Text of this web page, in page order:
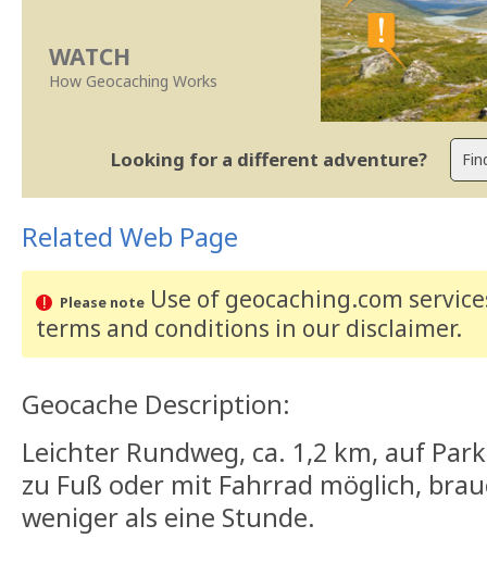
WATCH
How Geocaching Works
Looking for a different adventure?
Related Web Page
Please noteUse of geocaching.com
terms and conditions in our disclaimer.
Geocache Description:
Leichter Rundweg, ca. 1,2 km, auf
zu Fuß oder mit Fahrrad möglich,
weniger als eine Stunde.